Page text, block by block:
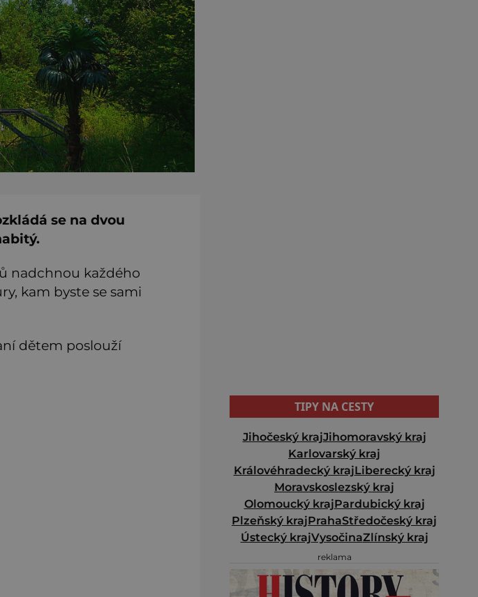
se na dvou
nadchnou každého
kam byste se sami
dětem poslouží
TIPY NA CESTY
Jihočeský krajJihomoravský kraj
Karlovarský kraj
Královéhradecký krajLiberecký kraj
Moravskoslezský kraj
Olomoucký krajPardubický kraj
Plzeňský krajPrahaStředočeský kraj
Ústecký krajVysočinaZlínský kraj
reklama